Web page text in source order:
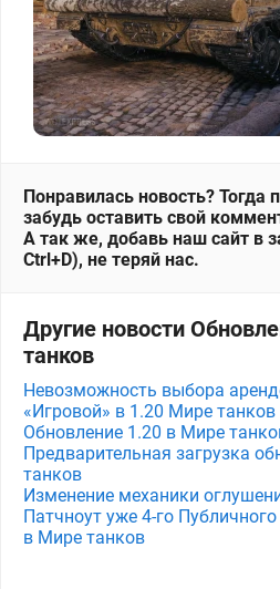
Понравилась новость? Тогда
забудь оставить свой
А так же, добавь наш сайт в
Ctrl+D), не теряй нас.
Другие новости
танков
Невозможность выбора
«Игровой» в 1.20 Мире танков
Обновление 1.20 в Мире
Предварительная загрузка
танков
Изменение механики
Патчноут уже 4-го
в Мире танков